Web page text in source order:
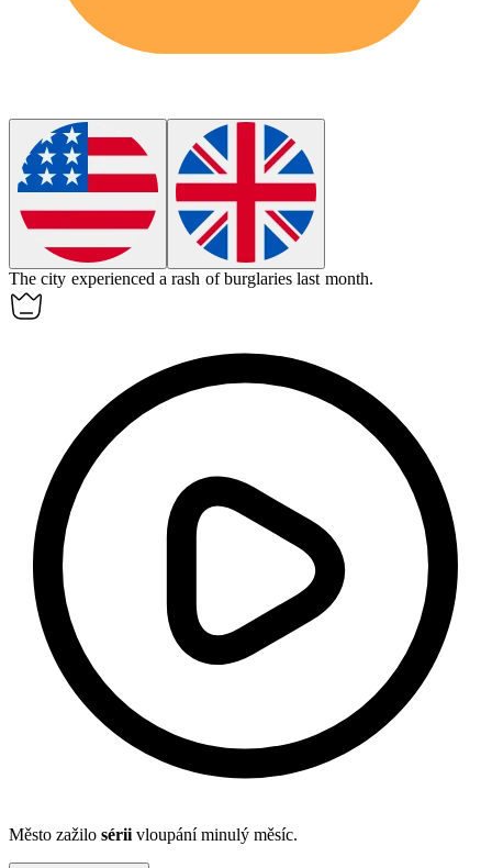
The city experienced arash of burglaries last month.
Město zažilo sérii vloupání minulý měsíc.